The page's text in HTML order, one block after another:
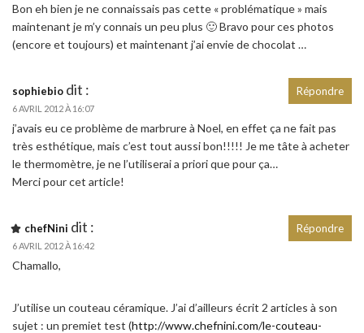
Bon eh bien je ne connaissais pas cette « problématique » mais
maintenant je m’y connais un peu plus 🙂 Bravo pour ces photos
(encore et toujours) et maintenant j’ai envie de chocolat …
sophiebio dit :
6 AVRIL 2012 À 16:07
j’avais eu ce problème de marbrure à Noel, en effet ça ne fait pas
très esthétique, mais c’est tout aussi bon!!!!! Je me tâte à acheter
le thermomètre, je ne l’utiliserai a priori que pour ça…
Merci pour cet article!
Répondre
chefNini dit :
6 AVRIL 2012 À 16:42
Chamallo,
J’utilise un couteau céramique. J’ai d’ailleurs écrit 2 articles à son
sujet : un premiet test (http://www.chefnini.com/le-couteau-
Répondre